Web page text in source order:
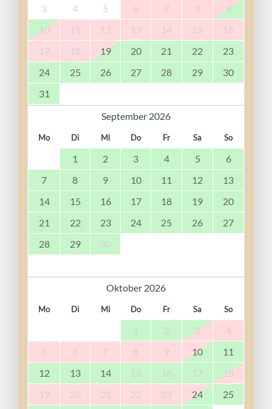
3
4 5 6 7 8
9
10
11 12 13 14 15
16
17
18 19 20 21 22
23
24
25 26 27 28 29
30
31
September 2026
Mo Di Mi Do Fr Sa So
1 2 3 4 5
6
7
8 9 10 11 12
13
14
15 16 17 18 19
20
21
22 23 24 25 26
27
28
29 30
Oktober 2026
Mo Di Mi Do Fr Sa So
1 2 3
4
5
6 7 8 9 10
11
12
13 14 15 16 17
18
19
20 21 22 23 24
25